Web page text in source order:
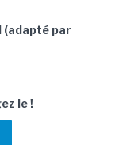
(adapté par
le !